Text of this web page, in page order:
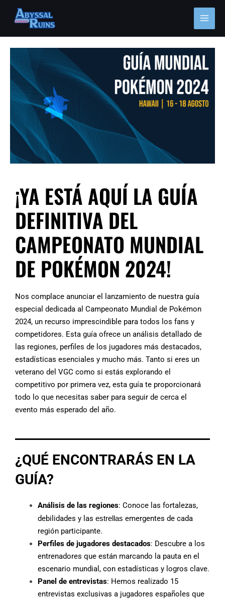
contenido
¡YA ESTÁ AQUÍ LA GUÍA
DEFINITIVA DEL
CAMPEONATO MUNDIAL
DE POKÉMON 2024!
Nos complace anunciar el lanzamiento de nuestra guía
especial dedicada al Campeonato Mundial de Pokémon
2024, un recurso imprescindible para todos los fans y
competidores. Esta guía ofrece un análisis detallado de
las regiones, perfiles de los jugadores más destacados,
estadísticas esenciales y mucho más. Tanto si eres un
veterano del VGC como si estás explorando el
competitivo por primera vez, esta guía te proporcionará
todo lo que necesitas saber para seguir de cerca el
evento más esperado del año.
¿QUÉ ENCONTRARÁS EN LA
GUÍA?
Análisis de las regiones: Conoce las fortalezas,
debilidades y las estrellas emergentes de cada
región participante.
Perfiles de jugadores destacados: Descubre a los
entrenadores que están marcando la pauta en el
escenario mundial, con estadísticas y logros clave.
Panel de entrevistas: Hemos realizado 15
entrevistas exclusivas a jugadores españoles que
de
entradas